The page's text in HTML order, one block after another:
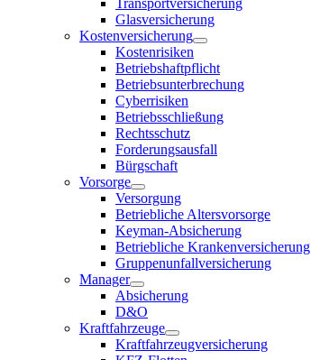
Transportversicherung
Glasversicherung
Kostenversicherung
Kostenrisiken
Betriebshaftpflicht
Betriebsunterbrechung
Cyberrisiken
Betriebsschließung
Rechtsschutz
Forderungsausfall
Bürgschaft
Vorsorge
Versorgung
Betriebliche Altersvorsorge
Keyman-Absicherung
Betriebliche Krankenversicherung
Gruppenunfallversicherung
Manager
Absicherung
D&O
Kraftfahrzeuge
Kraftfahrzeugversicherung